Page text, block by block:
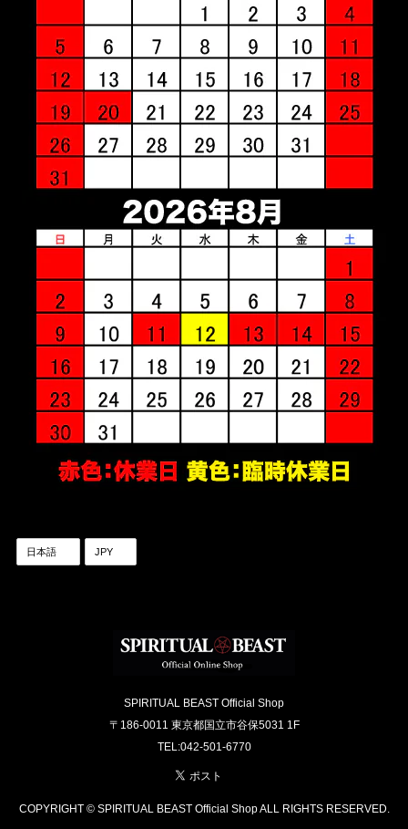
SPIRITUAL BEAST Official Shop
〒186-0011 東京都国立市谷保5031 1F
TEL:042-501-6770
COPYRIGHT © SPIRITUAL BEAST Official Shop ALL RIGHTS RESERVED.